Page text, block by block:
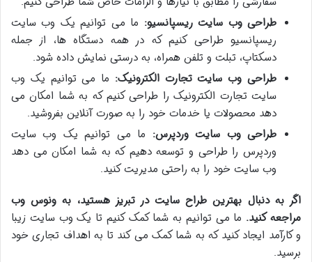
طراحی وب سایت ریسپانسیو: ما می توانیم یک وب سایت
ریسپانسیو طراحی کنیم که در همه دستگاه ها، از جمله
دسکتاپ، تبلت و تلفن همراه، به درستی نمایش داده شود.
طراحی وب سایت تجارت الکترونیک: ما می توانیم یک وب
سایت تجارت الکترونیک را طراحی کنیم که به شما امکان می
دهد محصولات یا خدمات خود را به صورت آنلاین بفروشید.
طراحی وب سایت وردپرس: ما می توانیم یک وب سایت
وردپرس را طراحی و توسعه دهیم که به شما امکان می دهد
وب سایت خود را به راحتی مدیریت کنید.
اگر به دنبال بهترین طراح سایت در تبریز هستید، به ونوس وب
مراجعه کنید. ما می توانیم به شما کمک کنیم تا یک وب سایت زیبا
و کارآمد ایجاد کنید که به شما کمک می کند تا به اهداف تجاری خود
برسید.